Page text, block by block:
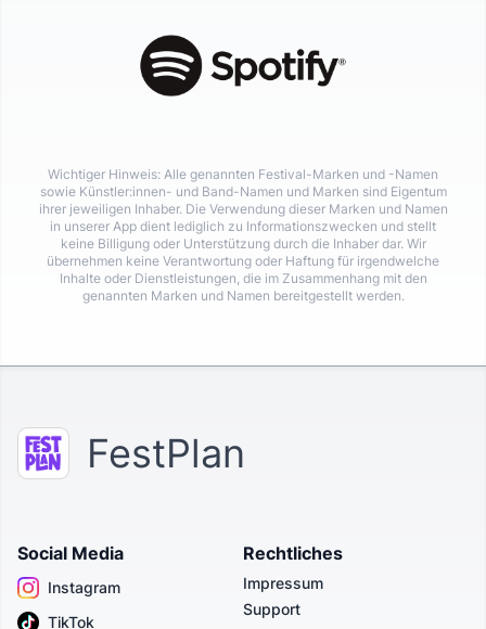
Wichtiger Hinweis: Alle genannten Festival-Marken und -Namen
sowie Künstler:innen- und Band-Namen und Marken sind Eigentum
ihrer jeweiligen Inhaber. Die Verwendung dieser Marken und Namen
in unserer App dient lediglich zu Informationszwecken und stellt
keine Billigung oder Unterstützung durch die Inhaber dar. Wir
übernehmen keine Verantwortung oder Haftung für irgendwelche
Inhalte oder Dienstleistungen, die im Zusammenhang mit den
genannten Marken und Namen bereitgestellt werden.
FestPlan
Social Media
Instagram
TikTok
Rechtliches
Impressum
Support